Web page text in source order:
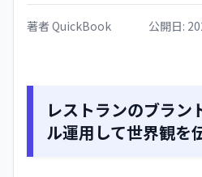
著者QuickBook 公開日:
レストランのブラン
ル運用して世界観を